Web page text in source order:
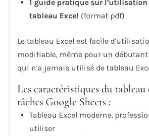
1 guide pratique sur
tableau Excel (format pdf)
Le tableau Excel est facile
modifiable, même pour un débutant
qui n’a jamais utilisé de tableau
Les caractéristiques du tableau
tâches Google Sheets :
Tableau Excel moderne,
utiliser